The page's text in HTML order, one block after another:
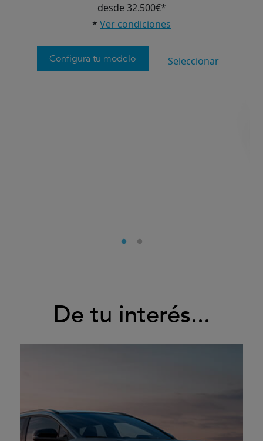
desde 32.500€*
* Ver condiciones
Configura tu modelo Seleccionar
De tu interés...